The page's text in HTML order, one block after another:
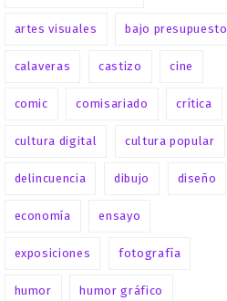
artes visuales bajo presupuesto
calaveras castizo cine
comic comisariado crítica
cultura digital cultura popular
delincuencia dibujo diseño
economía ensayo
exposiciones fotografía
humor humor gráfico